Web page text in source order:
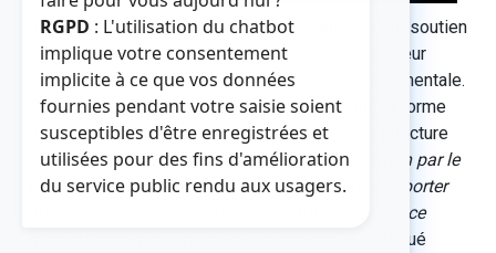
départemental du Var ont de nouveau affirmé leur soutien
aux communes varoises, notamment en ancrant leur
intention de créer une agence technique départementale.
Dénommée Var ingénierie et constituée sous la forme
d’un établissement public administratif, cette structure
“fonctionnera avec des moyens mis à disposition par le
Conseil départemental et aura la possibilité d’apporter
aux collectivités qui la composent toute assistance
, a expliqué
RGPD : L'utilisation du chatbot
implique votre consentement
implicite à ce que vos données
fournies pendant votre saisie soient
susceptibles d'être enregistrées et
utilisées pour des fins d'amélioration
du service public rendu aux usagers.